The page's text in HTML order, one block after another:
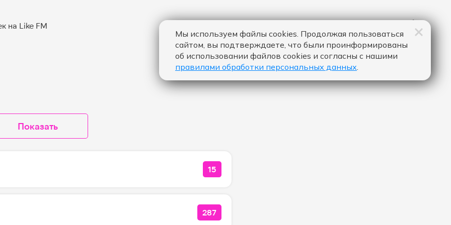
Показать
КОЛИЧЕСТВО ЛАЙКОВ ЗА "LIMITS - IMANBEK":
15
КОЛИЧЕСТВО ЛАЙКОВ ЗА "TAKE ME THERE - DA TI":
287
Мы используем файлы cookies. Продолжая пользоваться
сайтом, вы подтверждаете, что были проинформированы
об использовании файлов cookies и согласны с нашими
правилами обработки персональных данных.